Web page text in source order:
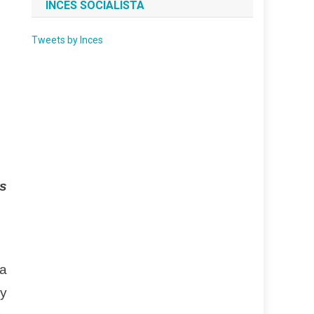
INCES SOCIALISTA
Tweets by Inces